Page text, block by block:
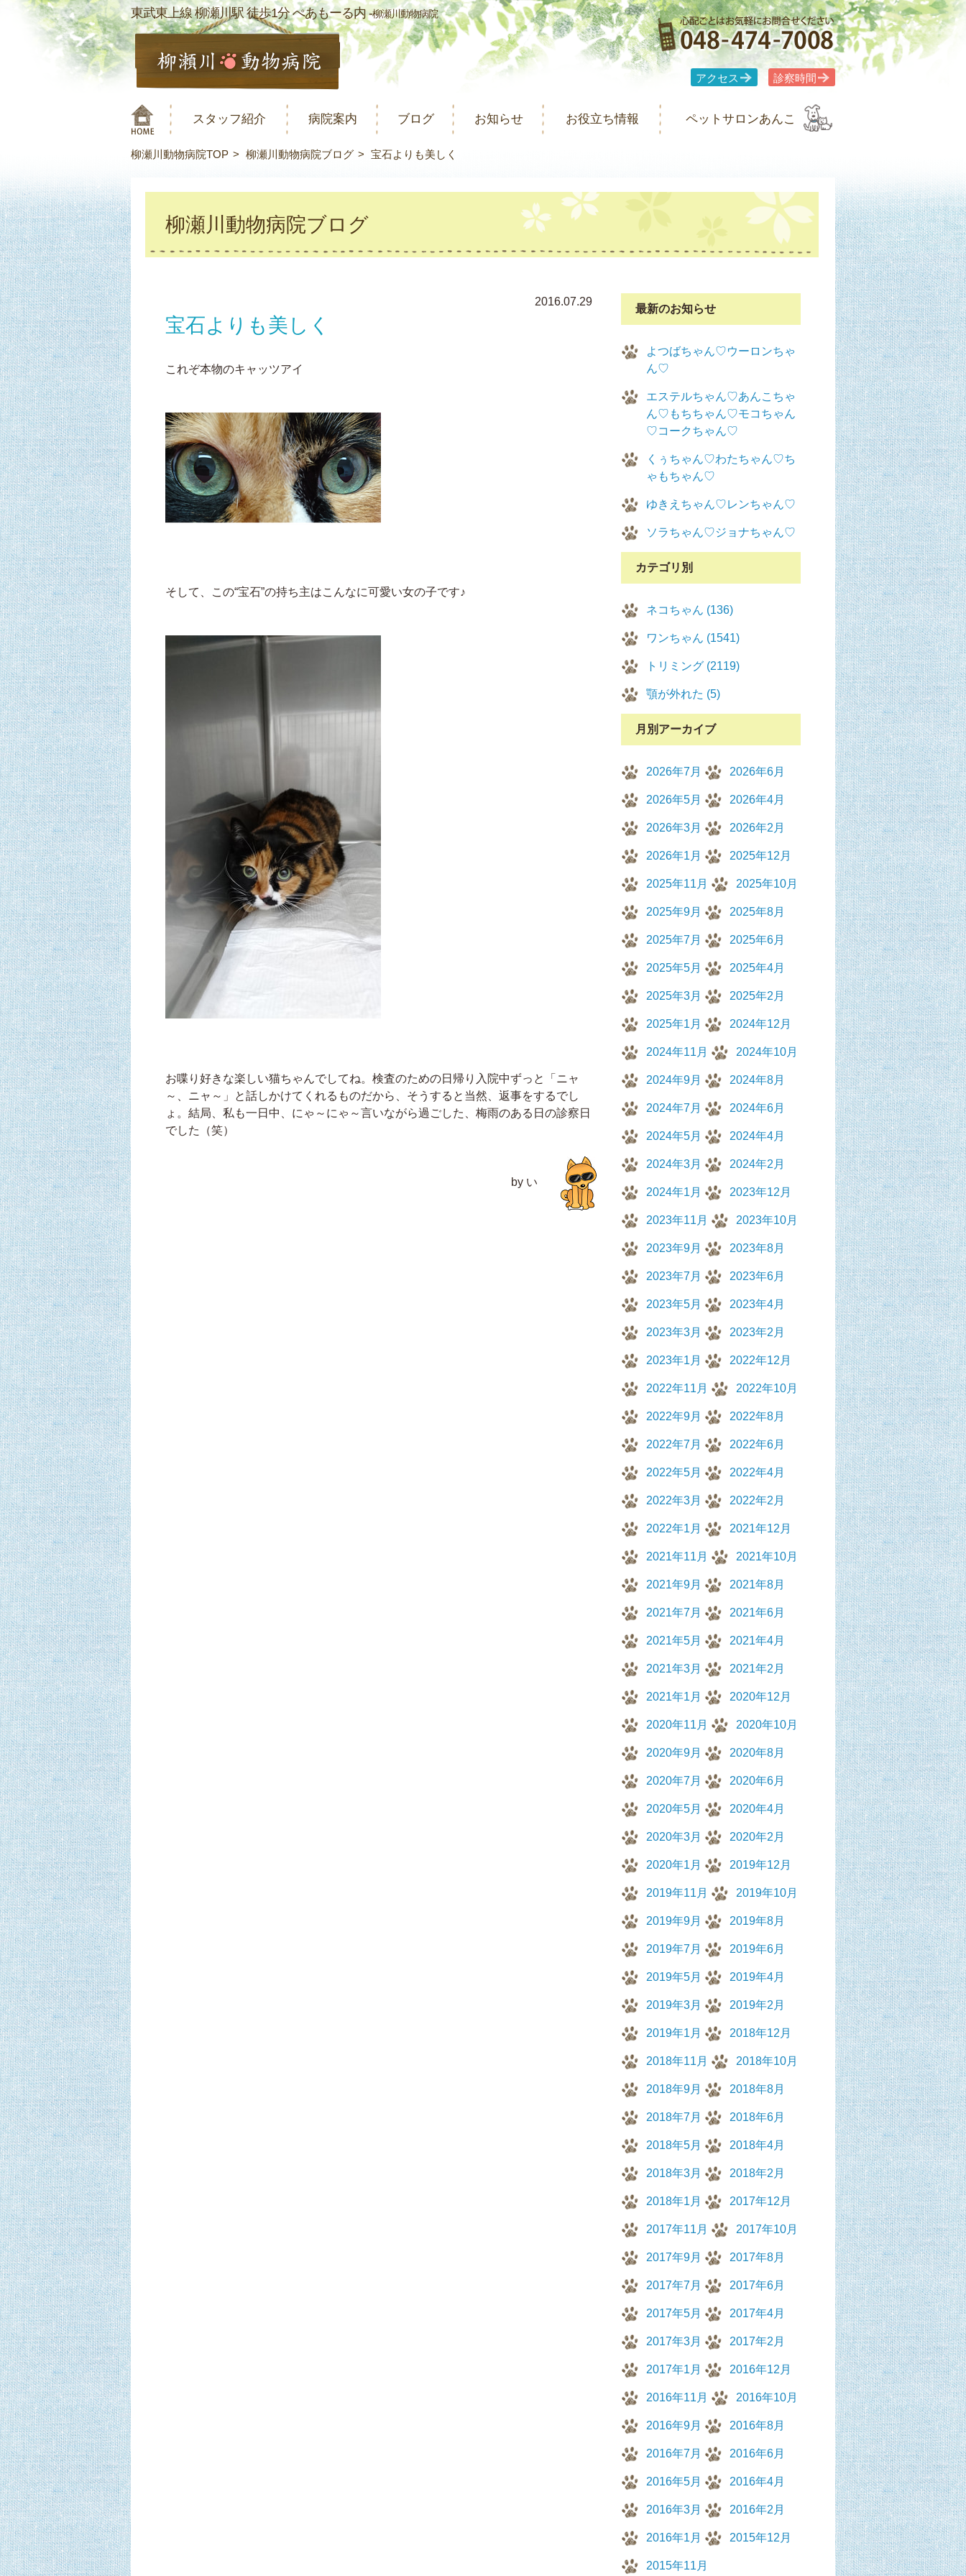
東武東上線 柳瀬川駅 徒歩1分 ぺあもーる内 -柳瀬川動物病院
アクセス 診察時間
スタッフ紹介 病院案内 ブログ お知らせ お役立ち情報 ペットサロンあんこ
柳瀬川動物病院TOP 柳瀬川動物病院ブログ 宝石よりも美しく
柳瀬川動物病院ブログ
2016.07.29
宝石よりも美しく
これぞ本物のキャッツアイ
そして、この“宝石”の持ち主はこんなに可愛い女の子です♪
お喋り好きな楽しい猫ちゃんでしてね。検査のための日帰り入院中ずっと「ニャ
～、ニャ～」と話しかけてくれるものだから、そうすると当然、返事をするでし
ょ。結局、私も一日中、にゃ～にゃ～言いながら過ごした、梅雨のある日の診察日
でした（笑）
by い
最新のお知らせ
よつばちゃん♡ウーロンちゃ
ん♡
エステルちゃん♡あんこちゃ
ん♡もちちゃん♡モコちゃん
♡コークちゃん♡
くぅちゃん♡わたちゃん♡ち
ゃもちゃん♡
ゆきえちゃん♡レンちゃん♡
ソラちゃん♡ジョナちゃん♡
カテゴリ別
ネコちゃん (136)
ワンちゃん (1541)
トリミング (2119)
顎が外れた (5)
月別アーカイブ
2026年7月 2026年6月
2026年5月 2026年4月
2026年3月 2026年2月
2026年1月 2025年12月
2025年11月 2025年10月
2025年9月 2025年8月
2025年7月 2025年6月
2025年5月 2025年4月
2025年3月 2025年2月
2025年1月 2024年12月
2024年11月 2024年10月
2024年9月 2024年8月
2024年7月 2024年6月
2024年5月 2024年4月
2024年3月 2024年2月
2024年1月 2023年12月
2023年11月 2023年10月
2023年9月 2023年8月
2023年7月 2023年6月
2023年5月 2023年4月
2023年3月 2023年2月
2023年1月 2022年12月
2022年11月 2022年10月
2022年9月 2022年8月
2022年7月 2022年6月
2022年5月 2022年4月
2022年3月 2022年2月
2022年1月 2021年12月
2021年11月 2021年10月
2021年9月 2021年8月
2021年7月 2021年6月
2021年5月 2021年4月
2021年3月 2021年2月
2021年1月 2020年12月
2020年11月 2020年10月
2020年9月 2020年8月
2020年7月 2020年6月
2020年5月 2020年4月
2020年3月 2020年2月
2020年1月 2019年12月
2019年11月 2019年10月
2019年9月 2019年8月
2019年7月 2019年6月
2019年5月 2019年4月
2019年3月 2019年2月
2019年1月 2018年12月
2018年11月 2018年10月
2018年9月 2018年8月
2018年7月 2018年6月
2018年5月 2018年4月
2018年3月 2018年2月
2018年1月 2017年12月
2017年11月 2017年10月
2017年9月 2017年8月
2017年7月 2017年6月
2017年5月 2017年4月
2017年3月 2017年2月
2017年1月 2016年12月
2016年11月 2016年10月
2016年9月 2016年8月
2016年7月 2016年6月
2016年5月 2016年4月
2016年3月 2016年2月
2016年1月 2015年12月
2015年11月